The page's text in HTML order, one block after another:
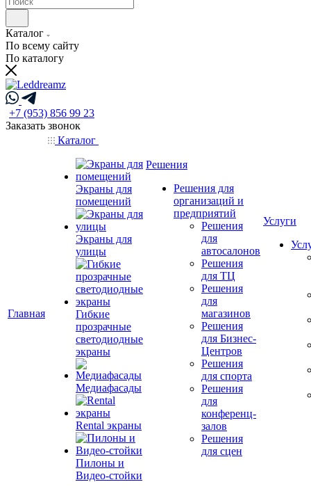
Каталог
По всему сайту
По каталогу
+7 (953) 856 99 23
Заказать звонок
Главная
Каталог
Экраны для
помещений
Экраны для
улицы
Гибкие
прозрачные
светодиодные
экраны
Медиафасады
Rental экраны
Пилоны и
Видео-стойки
Решения
Решения для
организаций и
предприятий
Решения
для
автосалонов
Решения
для ТЦ
Решения
для
магазинов
Решения
для Бизнес-
Центров
Решения
для спорта
Решения
для
конференц-
залов
Решения
для сцен
Услуги